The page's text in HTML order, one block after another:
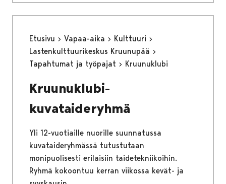
Etusivu Vapaa-aika
Kulttuuri
Lastenkulttuurikeskus Kruunupää
Tapahtumat ja työpajat
Kruunuklubi
Kruunuklubi-
kuvataideryhmä
Yli 12-vuotiaille nuorille suunnatussa
kuvataideryhmässä tutustutaan
monipuolisesti erilaisiin taidetekniikoihin.
Ryhmä kokoontuu kerran viikossa kevät- ja